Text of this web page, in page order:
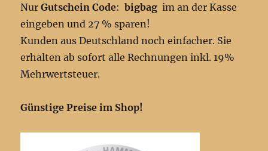
NurGutschein Code:bigbagim an der Kasse
eingeben und 27 % sparen!
Kunden aus Deutschland noch einfacher. Sie
erhalten ab sofort alle Rechnungen inkl. 19%
Mehrwertsteuer.
Günstige Preise im Shop!